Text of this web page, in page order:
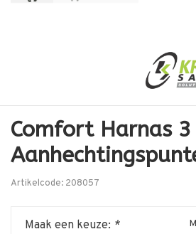
Comfort Harnas 3
Artikelcode: 208057
Maak een keuze: *